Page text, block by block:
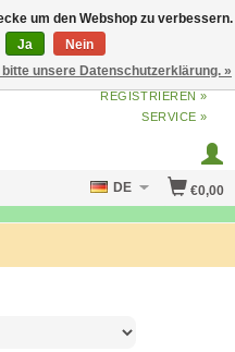
ANMELDENODERJETZT
REGISTRIEREN »
SERVICE »
€0,00
DE
um den Webshop zu verbessern.
Ja
Nein
unsere Datenschutzerklärung. »